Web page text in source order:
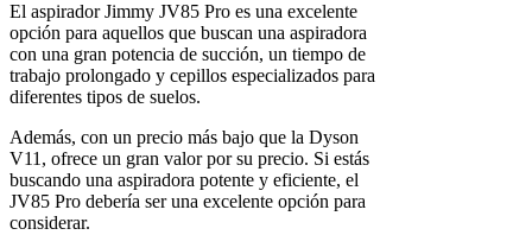
El aspirador Jimmy JV85 Pro es una excelente
opción para aquellos que buscan una aspiradora
con una gran potencia de succión, un tiempo de
trabajo prolongado y cepillos especializados para
diferentes tipos de suelos.
Además, con un precio más bajo que la Dyson
V11, ofrece un gran valor por su precio. Si estás
buscando una aspiradora potente y eficiente, el
JV85 Pro debería ser una excelente opción para
considerar.